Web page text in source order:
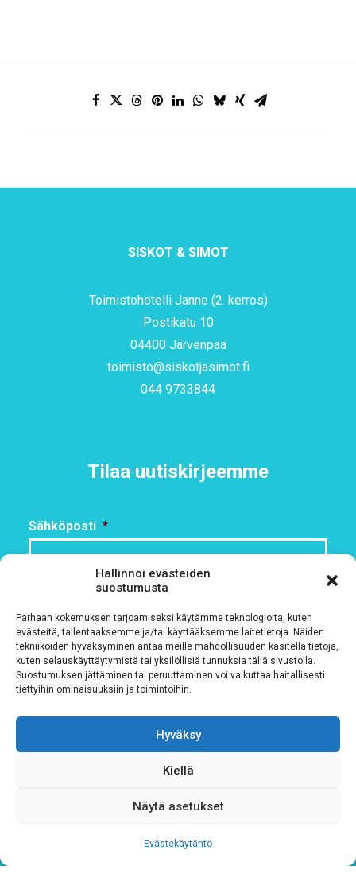
Hallinnoi evästeiden
suostumusta
Parhaan kokemuksen tarjoamiseksi käytämme teknologioita, kuten
evästeitä, tallentaaksemme ja/tai käyttääksemme laitetietoja. Näiden
tekniikoiden hyväksyminen antaa meille mahdollisuuden käsitellä tietoja,
kuten selauskäyttäytymistä tai yksilöllisiä tunnuksia tällä sivustolla.
Suostumuksen jättäminen tai peruuttaminen voi vaikuttaa haitallisesti
tiettyihin ominaisuuksiin ja toimintoihin.
Hyväksy
Kiellä
Näytä asetukset
Evästekäytäntö
SISKOT & SIMOT
Toimistohotelli Janne (2. kerros)
Postikatu 10
04400 Järvenpää
toimisto@siskotjasimot.fi
044 9733844
Tilaa uutiskirjeemme
Sähköposti *
Rekisteriseloste *
Hyväksyn ehdot
Tutustu rekisteriselosteeseemmetämän linkin kautta!
CAPTCHA